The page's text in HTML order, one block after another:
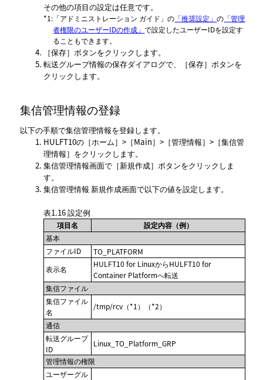
その他の項目の設定は任意です。
*1: 「アドミニストレーション ガイド」の 「推奨設定」の 「管理
者権限のユーザーIDの作成」で設定したユーザーIDを設定す
ることもできます。
保存
ボタンをクリックします。
転送グループ情報の保存ダイアログで、
保存
ボタンを
クリックします。
集信管理情報の登録
以下の手順で集信管理情報を登録します。
HULFT10の
ホーム > Main > 管理情報 >
集信管
理情報
をクリックします。
集信管理情報画面で 新規作成
ボタンをクリックしま
す。
集信管理情報 新規作成画面で以下の値を設定します。
表1.16設定例
項目名
設定内容（例）
基本
ファイルID
TO_PLATFORM
表示名
HULFT10 for LinuxからHULFT10 for
Container Platformへ転送
集信ファイル
集信ファイル
名
/tmp/rcv（*1）（*2）
通信
転送グループ
ID
Linux_TO_Platform_GRP
管理情報の権限
ユーザーグル